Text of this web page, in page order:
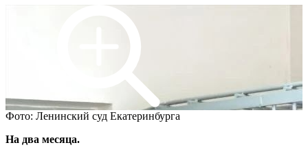
Фото: Ленинский суд Екатеринбурга
На два месяца.